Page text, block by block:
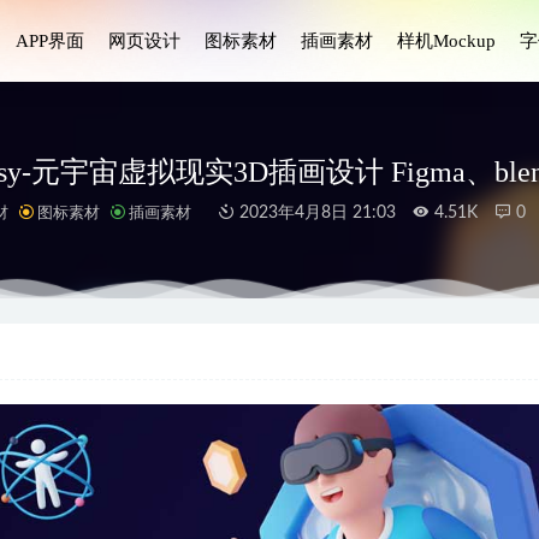
APP界面 网页设计 图标素材 插画素材 样机Mockup
元宇宙虚拟现实3D插画设计 Figma、
图标素材 插画素材 2023年4月8日 21:03 4.51K 0
习app ui设计 Figma素材 2023-04-02
ui .xd素材
高级网站设计套件 2024-11-15